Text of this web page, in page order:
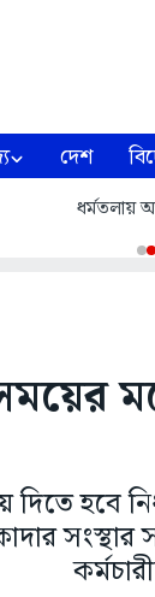
দেশ
ধর্মতলায়
হবে